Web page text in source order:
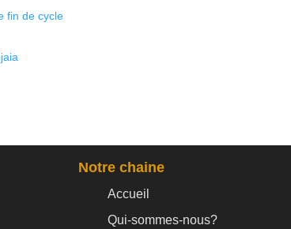
fin de cycle
Notre chaine
Accueil
Qui-sommes-nous?